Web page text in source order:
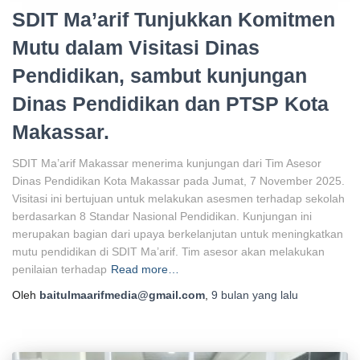
SDIT Ma’arif Tunjukkan Komitmen
Mutu dalam Visitasi Dinas
Pendidikan, sambut kunjungan
Dinas Pendidikan dan PTSP Kota
Makassar.
SDIT Ma’arif Makassar menerima kunjungan dari Tim Asesor
Dinas Pendidikan Kota Makassar pada Jumat, 7 November 2025.
Visitasi ini bertujuan untuk melakukan asesmen terhadap sekolah
berdasarkan 8 Standar Nasional Pendidikan. Kunjungan ini
merupakan bagian dari upaya berkelanjutan untuk meningkatkan
mutu pendidikan di SDIT Ma’arif. Tim asesor akan melakukan
penilaian terhadap Read more…
Oleh baitulmaarifmedia@gmail.com 9 bulan yang lalu